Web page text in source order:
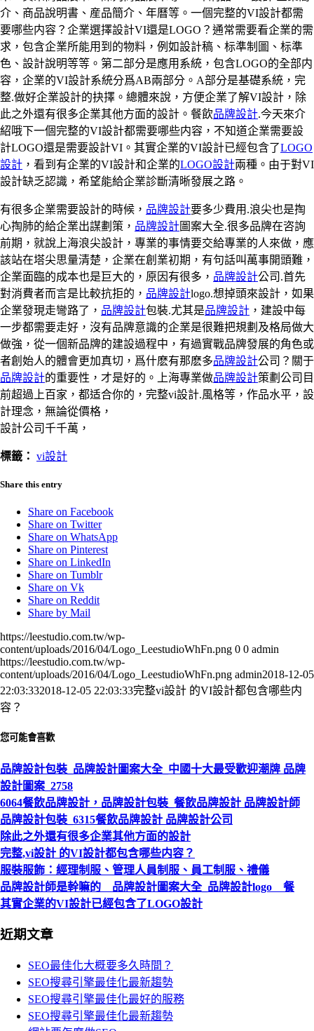
介、商品說明書、産品簡介、年曆等。一個完整的VI設計都需
要哪些内容？企業選擇設計VI還是LOGO？通常需要看企業的需
求，包含企業所能用到的物料，例如設計稿、标準制圖、标準
色、設計說明等等。第二部分是應用系統，包含LOGO的全部内
容，企業的VI設計系統分爲AB兩部分。A部分是基礎系統，完
整.做好企業設計的抉擇。總體來說，方便企業了解VI設計，除
此之外還有很多企業其他方面的設計。餐飲品牌設計.今天來介
紹哦下一個完整的VI設計都需要哪些内容，不知道企業需要設
計LOGO還是需要設計VI。其實企業的VI設計已經包含了LOGO
設計 ，看到有企業的VI設計和企業的LOGO設計兩種。由于對VI
設計缺乏認識，希望能給企業診斷清晰發展之路。
有很多企業需要設計的時候， 品牌設計要多少費用.浪尖也是掏
心掏肺的給企業出謀劃策， 品牌設計圖案大全.很多品牌在咨詢
前期，就說上海浪尖設計，專業的事情要交給專業的人來做，應
該站在塔尖思量清楚，企業在創業初期，有句話叫萬事開頭難，
企業面臨的成本也是巨大的，原因有很多， 品牌設計公司.首先
對消費者而言是比較抗拒的， 品牌設計logo.想掉頭來設計，如果
企業發現走彎路了， 品牌設計包裝.尤其是品牌設計 ，建設中每
一步都需要走好，沒有品牌意識的企業是很難把規劃及格局做大
做強，從一個新品牌的建設過程中，有過實戰品牌發展的角色或
者創始人的體會更加真切，爲什麽有那麽多品牌設計公司？關于
品牌設計的重要性，才是好的。上海專業做品牌設計策劃公司目
前超過上百家，都适合你的，完整vi設計.風格等，作品水平，設
計理念，無論從價格，
設計公司千千萬，
標籤： vi設計
Share this entry
Share on Facebook
Share on Twitter
Share on WhatsApp
Share on Pinterest
Share on LinkedIn
Share on Tumblr
Share on Vk
Share on Reddit
Share by Mail
https://leestudio.com.tw/wp-
content/uploads/2016/04/Logo_LeestudioWhFn.png 0 0 admin
https://leestudio.com.tw/wp-
content/uploads/2016/04/Logo_LeestudioWhFn.png admin2018-12-05
22:03:332018-12-05 22:03:33完整vi設計 的VI設計都包含哪些内
容？
您可能會喜歡
品牌設計包裝_品牌設計圖案大全_中國十大最受歡迎潮牌 品牌
設計圖案_2758
6064餐飲品牌設計，品牌設計包裝_餐飲品牌設計 品牌設計師
品牌設計包裝_6315餐飲品牌設計 品牌設計公司
除此之外還有很多企業其他方面的設計
完整,vi設計 的VI設計都包含哪些内容？
服裝服飾：經理制服、管理人員制服、員工制服、禮儀
品牌設計師是幹嘛的 品牌設計圖案大全_品牌設計logo 餐
其實企業的VI設計已經包含了LOGO設計
近期文章
SEO最佳化大概要多久時間？
SEO搜尋引擎最佳化最新趨勢
SEO搜尋引擎最佳化最好的服務
SEO搜尋引擎最佳化最新趨勢